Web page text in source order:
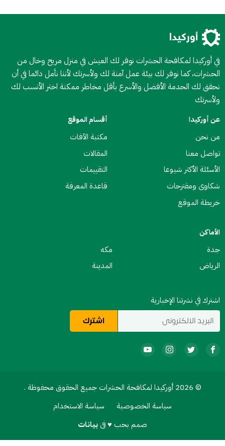
في أوركيدا لمكافحة الحشرات نوفر لك العيش في منزل مريح وخال من
الحشرات، كما نوفر لك بيئة عمل آمنة لك ولأسرتك لأننا نأمل دائما في أن
نحقق لك الحدمة الأفضل والأسرع بأقل مخاطر ممكنة اختر الأنسب لك
ولأسرتك
عن أوركيدا
من نحن
تواصل معنا
الأسئلة الأكثر شيوعا
شكاوى ومقترحات
خريطة الموقع
أقسام الموقع
مكتبة الآفات
المقالات
التقييمات
قاعدة المعرفة
الأماكن
جدة
مكه
الرياض
المدينة
اشترك في نشرتنا الإخبارية
© 2026 أوركيدا لمكافحة الحشرات جميع الحقوق محفوظة .
سياسة الخصوصية
سياسة الاستخدام
صمم بحب ♥ فىبيانات